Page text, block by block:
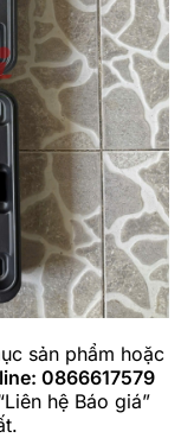
sản phẩm hoặc
0866617579
hệ Báo giá”